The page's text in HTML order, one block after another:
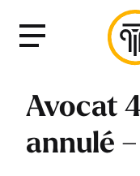
Menu
Avocat
annulé
Fermer